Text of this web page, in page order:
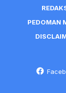
PEDOMAN